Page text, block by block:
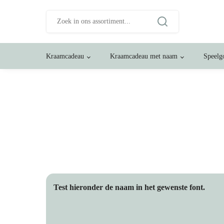
Zoeken
Kraamcadeau Kraamcadeau met naam
Test hieronder de naam in het gewenste font.